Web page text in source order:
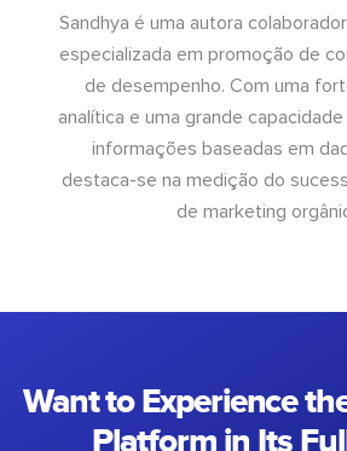
Sandhya é uma autora
especializada em promoção de
de desempenho. Com uma
analítica e uma grande
informações baseadas em
destaca-se na medição do
de marketing
Want to Experience
Platform in Its